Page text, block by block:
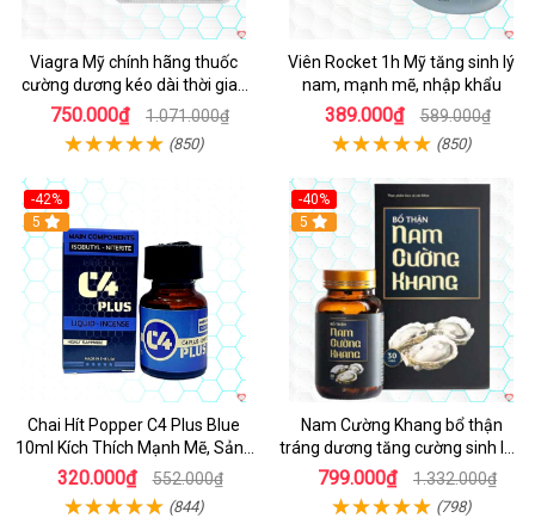
Viagra Mỹ chính hãng thuốc
cường dương kéo dài thời gian
cho Nam nhập khẩu chính ngạch
750.000₫ 1.071.000₫
(850)
Viên Rocket 1h Mỹ tăng sinh lý
nam, mạnh mẽ, nhập khẩu
389.000₫ 589.000₫
(850)
-42%
5
Chai Hít Popper C4 Plus Blue
10ml Kích Thích Mạnh Mẽ, Sảng
Khoái
320.000₫ 552.000₫
(844)
-40%
5
Nam Cường Khang bổ thận
tráng dương tăng cường sinh lực
nam
799.000₫ 1.332.000₫
(798)